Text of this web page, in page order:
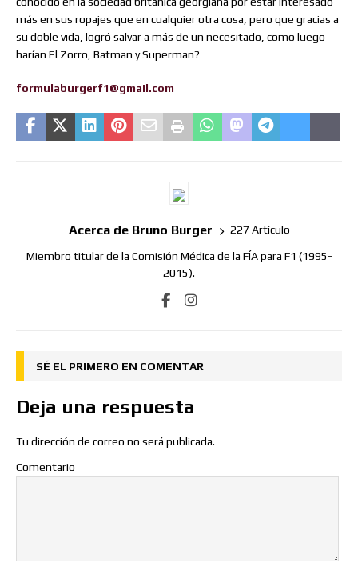
más en sus ropajes que en cualquier otra cosa, pero que gracias a
su doble vida, logró salvar a más de un necesitado, como luego
harían El Zorro, Batman y Superman?
formulaburgerf1@gmail.com
Acerca de Bruno Burger 227 Artículo
Miembro titular de la Comisión Médica de la FÍA para F1 (1995-
2015).
SÉ EL PRIMERO EN COMENTAR
Deja una respuesta
Tu dirección de correo no será publicada.
Comentario